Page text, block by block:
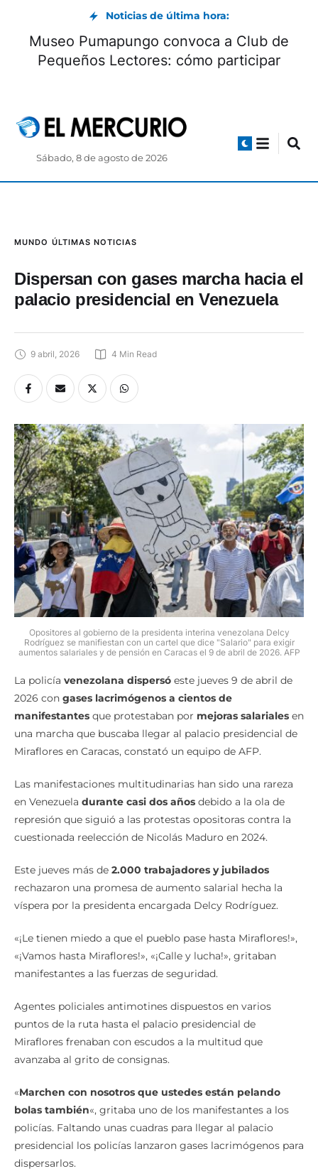
Noticias de última hora:
Museo Pumapungo convoca a Club de
Pequeños Lectores: cómo participar
Sábado, 8 de agosto de 2026
MUNDO ÚLTIMAS NOTICIAS
Dispersan con gases marcha hacia el
palacio presidencial en Venezuela
9 abril, 2026 4 Min Read
Opositores al gobierno de la presidenta interina venezolana Delcy
Rodríguez se manifiestan con un cartel que dice "Salario" para exigir
aumentos salariales y de pensión en Caracas el 9 de abril de 2026. AFP
La policía venezolana dispersó este jueves 9 de abril de
2026 con gases lacrimógenos a cientos de
manifestantes que protestaban por mejoras salariales en
una marcha que buscaba llegar al palacio presidencial de
Miraflores en Caracas, constató un equipo de AFP.
Las manifestaciones multitudinarias han sido una rareza
en Venezuela durante casi dos años debido a la ola de
represión que siguió a las protestas opositoras contra la
cuestionada reelección de Nicolás Maduro en 2024.
Este jueves más de 2.000 trabajadores y jubilados
rechazaron una promesa de aumento salarial hecha la
víspera por la presidenta encargada Delcy Rodríguez.
«¡Le tienen miedo a que el pueblo pase hasta Miraflores!»,
«¡Vamos hasta Miraflores!», «¡Calle y lucha!», gritaban
manifestantes a las fuerzas de seguridad.
Agentes policiales antimotines dispuestos en varios
puntos de la ruta hasta el palacio presidencial de
Miraflores frenaban con escudos a la multitud que
avanzaba al grito de consignas.
«Marchen con nosotros que ustedes están pelando
bolas también«, gritaba uno de los manifestantes a los
policías. Faltando unas cuadras para llegar al palacio
presidencial los policías lanzaron gases lacrimógenos para
dispersarlos.